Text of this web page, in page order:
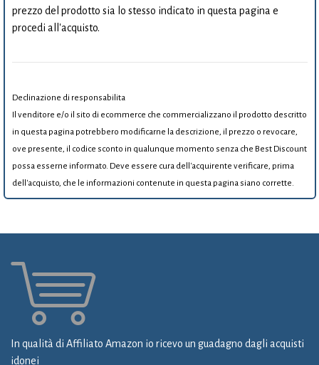
prezzo del prodotto sia lo stesso indicato in questa pagina e
procedi all'acquisto.
Declinazione di responsabilita
Il venditore e/o il sito di ecommerce che commercializzano il prodotto descritto
in questa pagina potrebbero modificarne la descrizione, il prezzo o revocare,
ove presente, il codice sconto in qualunque momento senza che Best Discount
possa esserne informato. Deve essere cura dell'acquirente verificare, prima
dell'acquisto, che le informazioni contenute in questa pagina siano corrette.
In qualità di Affiliato Amazon io ricevo un guadagno dagli acquisti
idonei